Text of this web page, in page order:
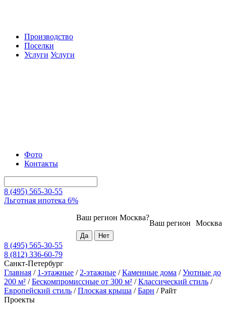
Производство
Поселки
Услуги Услуги
Фото
Контакты
8 (495) 565-30-55
Льготная ипотека 6%
Москва
Ваш регион
Ваш регион Москва?
8 (495) 565-30-55
8 (812) 336-60-79
Санкт-Петербург
Главная / 1-этажные / 2-этажные /Каменные дома /Уютные до
200 м² /Бескомпромиссные от 300 м² /Классический стиль /
Европейский стиль /Плоская крыша /Барн /Райт
Проекты